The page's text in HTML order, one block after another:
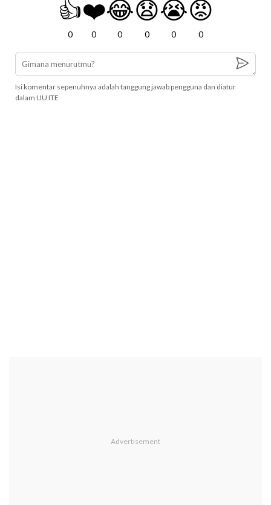
👍
0
❤️
0
😂
0
😧
0
😭
0
😡
0
Isi komentar sepenuhnya adalah tanggung jawab pengguna dan diatur
dalam UU ITE